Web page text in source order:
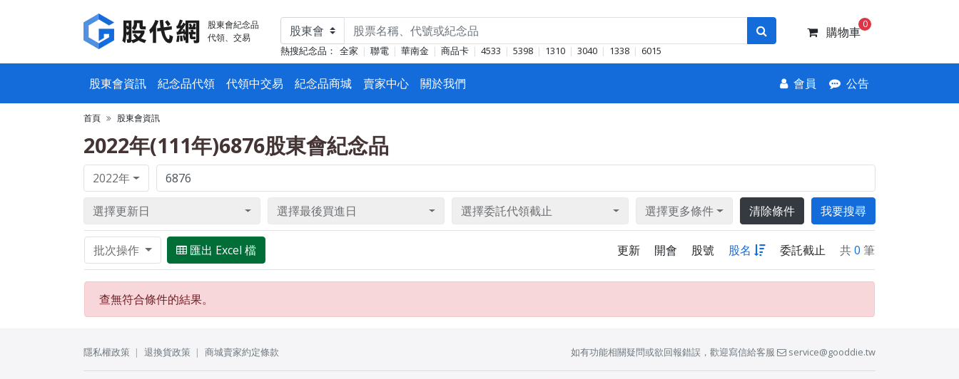
股東會紀念品
代領、交易
熱搜紀念品： 全家 聯電 華南金 商品卡 4533 5398 1310 3040 1338 6015
購物車
0
股東會資訊 紀念品代領 代領中交易 紀念品商城 賣家中心 關於我們 會員 公告
首頁 股東會資訊
2022年(111年)6876股東會紀念品
2022年
選擇更新日 選擇最後買進日 選擇委託代領截止 選擇更多條件 清除條件 我要搜尋
批次操作 匯出 Excel 檔 更新 開會 股號 股名 委託截止 共0 筆
查無符合條件的結果。
隱私權政策 退換貨政策 商城賣家約定條款 如有功能相關疑問或欲回報錯誤，歡迎寫信給客服 service@gooddie.tw